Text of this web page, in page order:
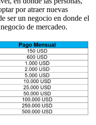
por atraer nuevas
ser un negocio en donde el
de mercadeo.